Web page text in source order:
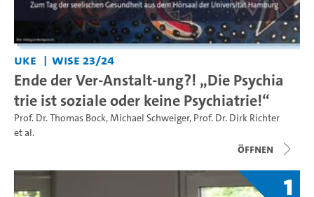
UKE WiSe 23/24
Ende der Ver-Anstalt-ung?! „Die Psychia
trie ist soziale oder keine Psychiatrie!“
Prof. Dr. Thomas Bock,Michael Schweiger, Prof. Dr. Dirk Richter
et al.
Öffnen
1